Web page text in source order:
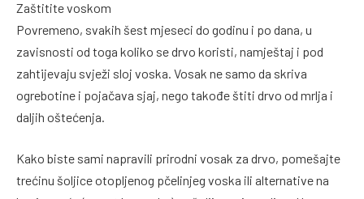
Zaštitite voskom
Povremeno, svakih šest mjeseci do godinu i po dana, u
zavisnosti od toga koliko se drvo koristi, namještaj i pod
zahtijevaju svježi sloj voska. Vosak ne samo da skriva
ogrebotine i pojačava sjaj, nego takođe štiti drvo od mrlja i
daljih oštećenja.
Kako biste sami napravili prirodni vosak za drvo, pomešajte
trećinu šoljice otopljenog pčelinjeg voska ili alternative na